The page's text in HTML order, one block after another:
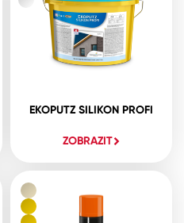
EKOPUTZ SILIKON PROFI
ZOBRAZIT